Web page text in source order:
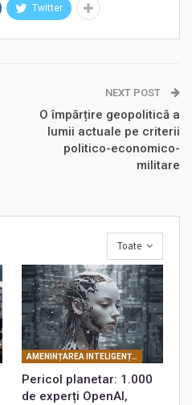
Twitter
NEXT POST
O împărțire geopolitică a
lumii actuale pe criterii
politico-economico-
militare
Toate
AMENINȚAREA INTELIGENȚEI ARTIFICIALE
Pericol planetar: 1.000
de experți OpenAI,